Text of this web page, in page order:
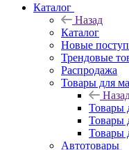
Каталог
Назад
Каталог
Новые
Трендовые
Распродажа
Товары для
Товары
Товары
Товары
Автотовары